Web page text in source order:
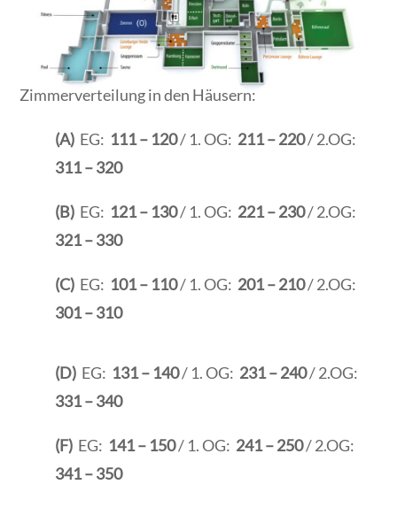
Zimmerverteilung in den Häusern:
(A) EG: 111 – 120/ 1. OG: 211 – 220/ 2.OG:
311 – 320
(B) EG: 121 – 130/ 1. OG: 221 – 230/ 2.OG:
321 – 330
(C) EG: 101 – 110/ 1. OG: 201 – 210/ 2.OG:
301 – 310
(D) EG: 131 – 140/ 1. OG: 231 – 240/ 2.OG:
331 – 340
(F) EG: 141 – 150/ 1. OG: 241 – 250/ 2.OG:
341 – 350